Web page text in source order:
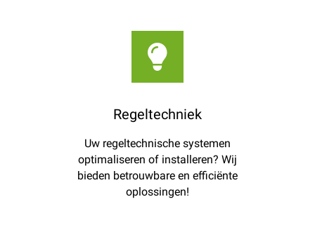
Regeltechniek
Uw regeltechnische systemen
optimaliseren of installeren? Wij
bieden betrouwbare en efficiënte
oplossingen!